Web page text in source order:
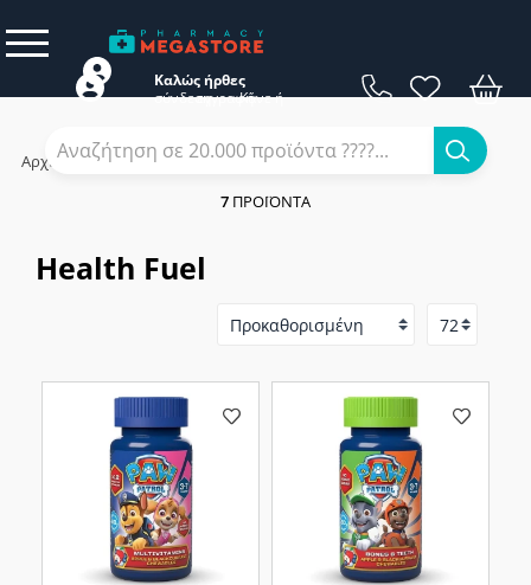
Καλώς ήρθες
Κάνε
σύνδεση ή
εγγραφή
Αρχική / Εταιρίες
Health Fuel
7 ΠΡΟΪΌΝΤΑ
Health Fuel